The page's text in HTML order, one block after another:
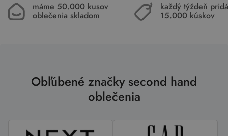
máme 50.000 kusov
oblečenia skladom
každý týždeň
15.000 kúskov
Obľúbené značky second hand
oblečenia